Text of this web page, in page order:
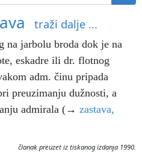
traži dalje ...
na jarbolu broda dok je na
eskadre ili dr. flotnog
adm. činu pripada
preuzimanju dužnosti, a
admirala (→ zastava,
članak preuzet iz tiskanog izdanja 1990.